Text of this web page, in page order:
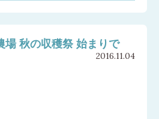
場 秋の収穫祭 始まりで
2016.11.04